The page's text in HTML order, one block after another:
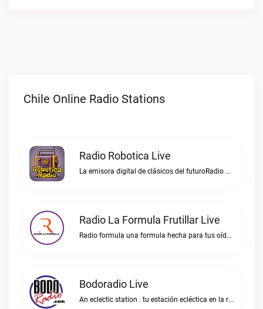
Chile Online Radio Stations
Radio Robotica Live
La emisora digital de clásicos del futuroRadio Robotica live
Radio La Formula Frutillar Live
Radio formula una formula hecha para tus oídos.Radio La Formula Frutillar live
Bodoradio Live
An eclectic station . tu estación ecléctica en la red."Bodoradio live